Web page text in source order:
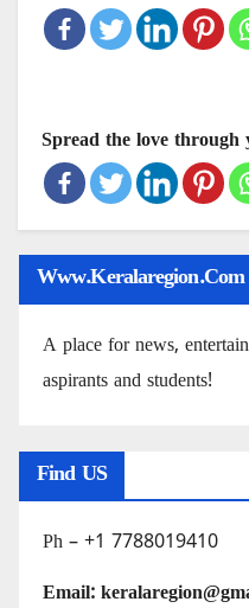
Spread the love through
Www.keralaregion.com
A place for news,
aspirants and students!
Find US
Ph – +1 7788019410
Email: